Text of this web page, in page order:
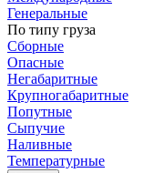
Генеральные
По типу груза
Сборные
Опасные
Негабаритные
Крупногабаритные
Попутные
Сыпучие
Наливные
Температурные